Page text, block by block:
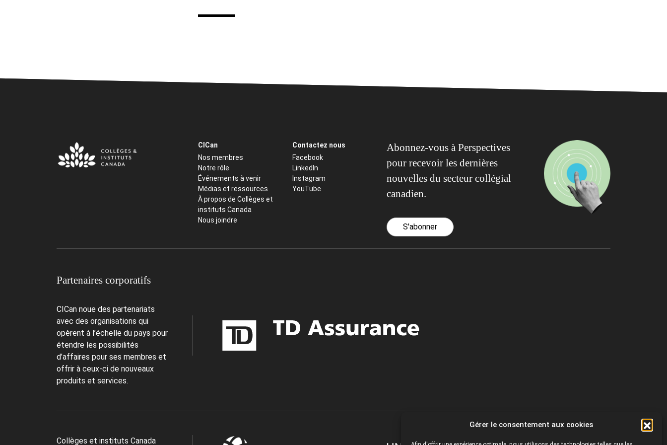
Gérer le consentement aux cookies
CICan
Nos membres
Notre rôle
Événements à venir
Médias et ressources
À propos de Collèges et
instituts Canada
Nous joindre
Contactez nous
Facebook
LinkedIn
Instagram
YouTube
Abonnez-vous à Perspectives
pour recevoir les dernières
nouvelles du secteur collégial
canadien.
S'abonner
Partenaires corporatifs
CICan noue des partenariats
avec des organisations qui
opèrent à l’échelle du pays pour
étendre les possibilités
d’affaires pour ses membres et
offrir à ceux-ci de nouveaux
produits et services.
Collèges et instituts Canada